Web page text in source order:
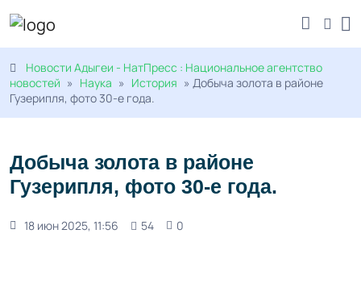
Новости Адыгеи - НатПресс : Национальное агентство
новостей » Наука » История » Добыча золота в районе
Гузерипля, фото 30-е года.
Добыча золота в районе
Гузерипля, фото 30-е года.
18 июн 2025, 11:56 54 0